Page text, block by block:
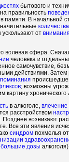
бытового и
правильность
памяти. В начальной
количества
от внимания
волевая сфера.
человека и
самочувствие,
действиями.
; возможны
хронического
в алкоголе, влечение
расстройством
возникают
Все эти явления
синдром похмелья
большие дозы